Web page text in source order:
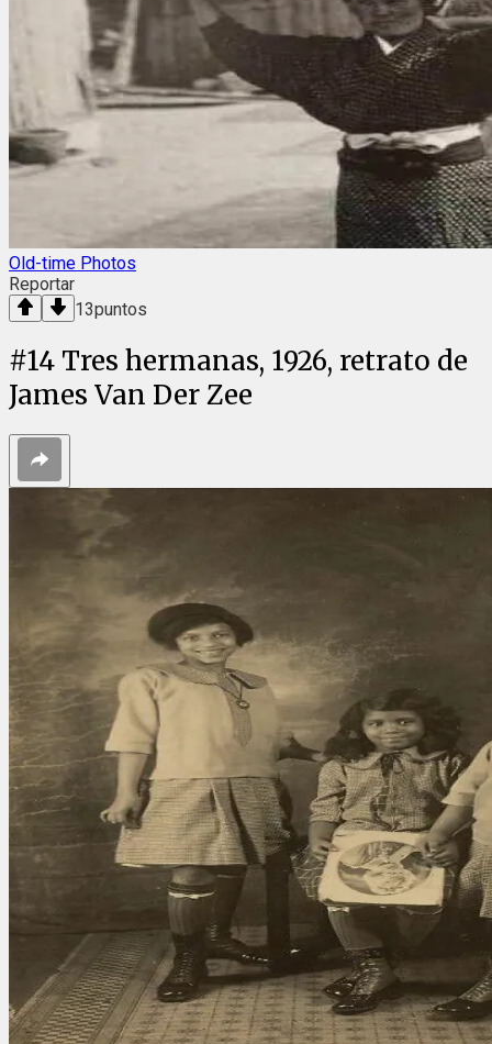
Old-time Photos
Reportar
13puntos
#14 Tres hermanas, 1926, retrato de
James Van Der Zee